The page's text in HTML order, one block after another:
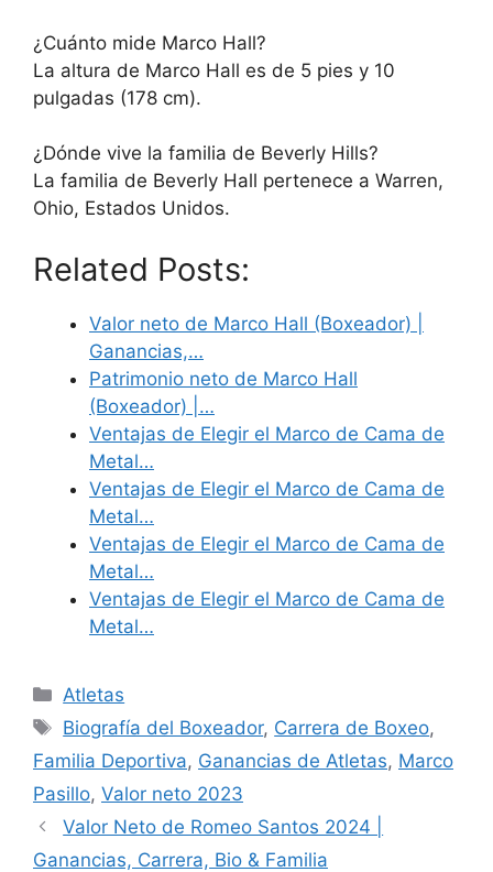
¿Cuánto mide Marco Hall?
La altura de Marco Hall es de 5 pies y 10
pulgadas (178 cm).
¿Dónde vive la familia de Beverly Hills?
La familia de Beverly Hall pertenece a Warren,
Ohio, Estados Unidos.
Related Posts:
Valor neto de Marco Hall (Boxeador) |
Ganancias,…
Patrimonio neto de Marco Hall
(Boxeador) |…
Ventajas de Elegir el Marco de Cama de
Metal…
Ventajas de Elegir el Marco de Cama de
Metal…
Ventajas de Elegir el Marco de Cama de
Metal…
Ventajas de Elegir el Marco de Cama de
Metal…
Categories
Atletas
Tags
Biografía del Boxeador, Carrera de Boxeo,
Familia Deportiva, Ganancias de Atletas, Marco
Pasillo, Valor neto 2023
Valor Neto de Romeo Santos 2024 |
Ganancias, Carrera, Bio & Familia